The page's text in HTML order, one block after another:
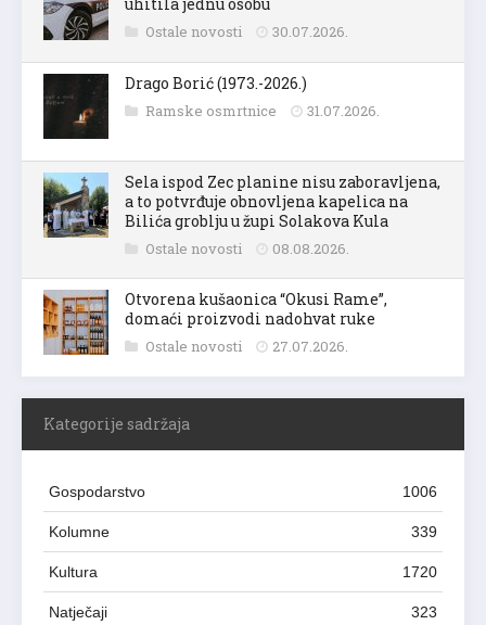
Ostale novosti 30.07.2026.
Drago Borić (1973.-2026.)
Ramske osmrtnice 31.07.2026.
Sela ispod Zec planine nisu zaboravljena,
a to potvrđuje obnovljena kapelica na
Bilića groblju u župi Solakova Kula
Ostale novosti 08.08.2026.
Otvorena kušaonica “Okusi Rame”,
domaći proizvodi nadohvat ruke
Ostale novosti 27.07.2026.
Kategorije sadržaja
Gospodarstvo 1006
Kolumne 339
Kultura 1720
Natječaji 323